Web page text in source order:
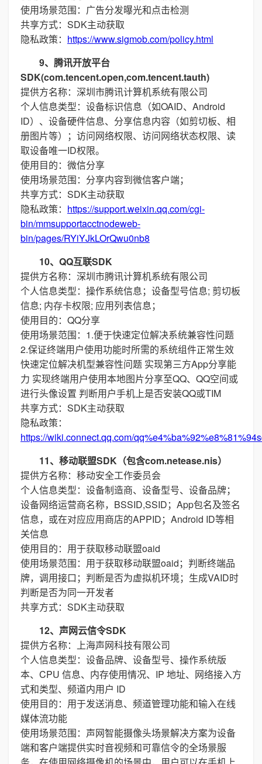
使用场景范围：广告分发曝光和点击检测
共享方式：SDK主动获取
隐私政策： https://www.sigmob.com/policy.html
9、腾讯开放平台
SDK(com.tencent.open,com.tencent.tauth)
提供方名称：深圳市腾讯计算机系统有限公司
个人信息类型：设备标识信息（如OAID、Android
ID）、设备硬件信息、分享信息内容（如剪切板、相
册图片等）；访问网络权限、访问网络状态权限、读
取设备唯一ID权限。
使用目的：微信分享
使用场景范围：分享内容到微信客户端；
共享方式：SDK主动获取
隐私政策： https://support.weixin.qq.com/cgi-
bin/mmsupportacctnodeweb-
bin/pages/RYiYJkLOrQwu0nb8
10、QQ互联SDK
提供方名称：深圳市腾讯计算机系统有限公司
个人信息类型：操作系统信息；设备型号信息; 剪切板
信息; 内存卡权限; 应用列表信息；
使用目的：QQ分享
使用场景范围：1.便于快速定位解决系统兼容性问题
2.保证终端用户使用功能时所需的系统组件正常生效
快速定位解决机型兼容性问题 实现第三方App分享能
力 实现终端用户使用本地图片分享至QQ、QQ空间或
进行头像设置 判断用户手机上是否安装QQ或TIM
共享方式：SDK主动获取
隐私政策：
https://wiki.connect.qq.com/
11、移动联盟SDK（包含com.netease.nis）
提供方名称：移动安全工作委员会
个人信息类型：设备制造商、设备型号、设备品牌；
设备网络运营商名称，BSSID,SSID；App包名及签名
信息，或在对应应用商店的APPID；Android ID等相
关信息
使用目的：用于获取移动联盟oaid
使用场景范围：用于获取移动联盟oaid；判断终端品
牌，调用接口；判断是否为虚拟机环境；生成VAID时
判断是否为同一开发者
共享方式：SDK主动获取
12、声网云信令SDK
提供方名称：上海声网科技有限公司
个人信息类型：设备品牌、设备型号、操作系统版
本、CPU 信息、内存使用情况、IP 地址、网络接入方
式和类型、频道内用户 ID
使用目的：用于发送消息、频道管理功能和输入在线
媒体流功能
使用场景范围：声网智能摄像头场景解决方案为设备
端和客户端提供实时音视频和可靠信令的全场景服